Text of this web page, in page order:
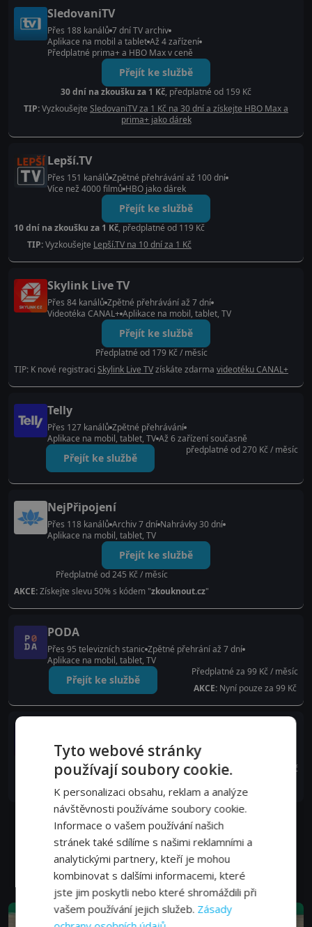
SledovaniTV
Přes 188 kanálů 7 dní TV archiv
Aplikace na mobil a tablet Až 4 zařízení
Předplatné prima+ a HBO Max v ceně
Přejít ke službě
30 dní na zkoušku za 1 Kč, předplatné od 159 Kč
TIP:Vyzkoušejte SledovaniTV za 1 Kč na 30 dní a získejte HBO Max a
prima+ jako dárek
Lepší.TV
Přes 151 kanálů Zpětné přehrávání až 100 dní
Více než 4000 filmů HBO jako dárek
Přejít ke službě
10 dní na zkoušku za 1 Kč, předplatné od 119 Kč
TIP:Vyzkoušejte Lepší.TV na 10 dní za 1 Kč
Skylink Live TV
Přes 84 kanálů Zpětné přehrávání až 7 dní
Videotéka CANAL+ Aplikace na mobil, tablet, TV
Přejít ke službě
Předplatné od 179 Kč / měsíc
TIP: K nové registraci Skylink Live TVzískáte zdarma videotéku CANAL+
Telly
Přes 127 kanálů Zpětné přehrávání
Aplikace na mobil, tablet, TV Až 6 zařízení současně
Přejít ke službě
předplatné od 270 Kč / měsíc
NejPřipojení
Přes 118 kanálů Archiv 7 dní Nahrávky 30 dní
Aplikace na mobil, tablet, TV
Přejít ke službě
Předplatné od 245 Kč / měsíc
AKCE:Získejte slevu 50% s kódem "zkouknout.cz"
PODA
Přes 95 televizních stanic Zpětné přehrání až 7 dní
Aplikace na mobil, tablet, TV
Přejít ke službě
Předplatné za 99 Kč / měsíc
AKCE:Nyní pouze za 99 Kč
Přes 2 000 filmů a seriálů Pořady o 7 dní dříve než v TV
Až 140+ TV kanálů Aplikace na mobil, tablet, TV
Přejít ke službě
Předplatné od 199 Kč
Novinky z kategorie Televize
Tyto webové stránky
používají soubory cookie.
K personalizaci obsahu, reklam a analýze
návštěvnosti používáme soubory cookie.
Informace o vašem používání našich
stránek také sdílíme s našimi reklamními a
analytickými partnery, kteří je mohou
kombinovat s dalšími informacemi, které
jste jim poskytli nebo které shromáždili při
vašem používání jejich služeb. Zásady